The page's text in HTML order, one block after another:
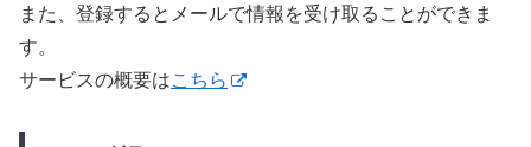
また、登録するとメールで情報を受け取ることができま
す。
サービスの概要はこちら